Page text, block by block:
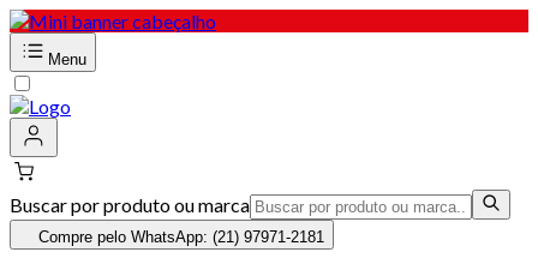
Menu
Buscar por produto ou marca
Compre pelo WhatsApp: (21) 97971-2181